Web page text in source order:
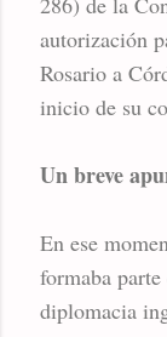
autorización
Rosario a
inicio de su
Un breve
En ese
formaba
diplomacia